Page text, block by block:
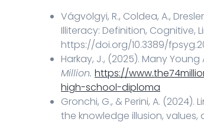
Vágvölgyi, R., Coldea, A.,
Illiteracy: Definition, Cognitive,
https://doi.org/10.3389/
Harkay, J., (2025). Many
Million. https://
high-school-diploma
Gronchi, G., & Perini, A.
the knowledge illusion,